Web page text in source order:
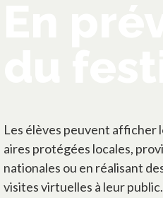
Les élèves peuvent afficher
aires protégées locales,
nationales ou en réalisant
visites virtuelles à leur public.